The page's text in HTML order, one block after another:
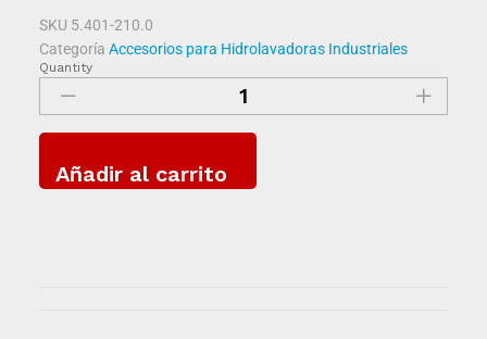
SKU 5.401-210.0
Categoría Accesorios para Hidrolavadoras Industriales
Quantity
Añadir al carrito